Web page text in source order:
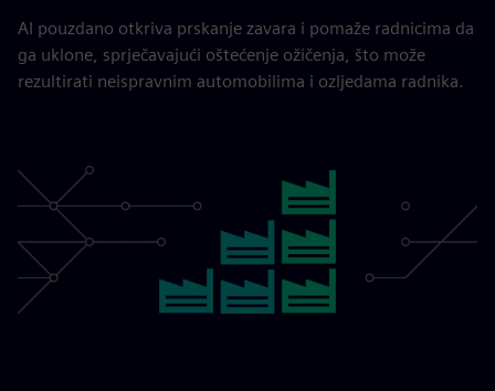
AI pouzdano otkriva prskanje zavara i pomaže radnicima da
ga uklone, sprječavajući oštećenje ožičenja, što može
rezultirati neispravnim automobilima i ozljedama radnika.